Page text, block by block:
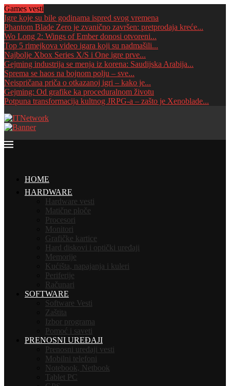
Games vesti
Igre koje su bile godinama ispred svog vremena
Phantom Blade Zero je zvanično završen: pretprodaja kreće...
Wo Long 2: Wings of Ember donosi otvoreni...
Top 5 rimejkova video igara koji su nadmašili...
Najbolje Xbox Series X/S i One igre prve...
Gejming industrija se menja iz korena: Saudijska Arabija...
Sprema se haos na bojnom polju – sve...
Neispričana priča o otkazanoj igri – kako je...
Gejming: Od grafike ka proceduralnom životu
Potpuna transformacija kultnog JRPG-a – zašto je Xenoblade...
HOME
HARDWARE
Hardware vesti
Matične ploče
Procesori
Monitori
Grafičke kartice
Hard diskovi i optički uređaji
Memorije
Kućišta, napajanja i kuleri
Periferije
Računari
SOFTWARE
Software Vesti
Zaštita
Izbor programa
Pomoć i saveti
PRENOSNI UREĐAJI
Prenosni uređaji vesti
Mobilni telefoni
Notebook, Netbook
Tablet PC